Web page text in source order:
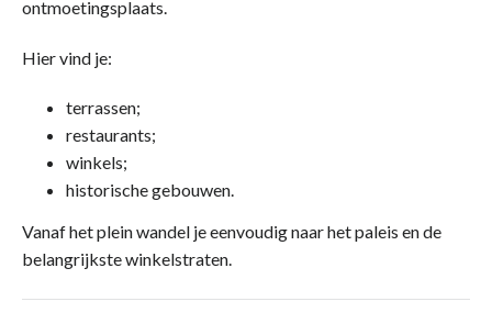
ontmoetingsplaats.
Hier vind je:
terrassen;
restaurants;
winkels;
historische gebouwen.
Vanaf het plein wandel je eenvoudig naar het paleis en de
belangrijkste winkelstraten.